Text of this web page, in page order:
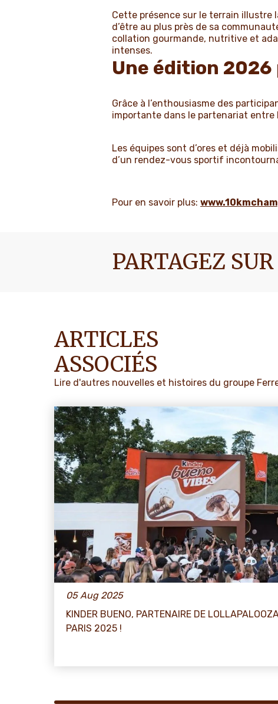
Cette présence sur le terrain illustre
d’être au plus près de sa
collation gourmande, nutritive et
intenses.
Une édition
Grâce à l’enthousiasme des
importante dans le partenariat entre
Les équipes sont d’ores et déjà
d’un rendez-vous sportif
Pour en savoir plus:
PARTAGEZ SUR
ARTICLES
ASSOCIÉS
Lire d'autres nouvelles et histoires du groupe
05 Aug 2025
KINDER BUENO, PARTENAIRE DE
PARIS 2025 !